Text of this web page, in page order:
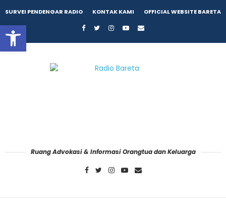
SURVEI PENDENGAR RADIO KONTAK KAMI OFFICIAL WEBSITE BARETA
Ruang Advokasi & Informasi Orangtua dan Keluarga
Open toolbar